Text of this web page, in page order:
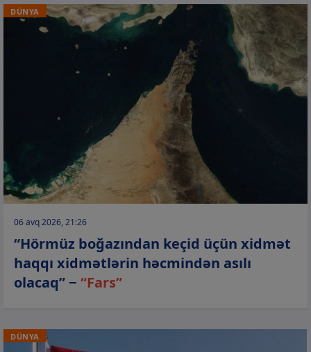
DÜNYA
06 avq 2026, 21:26
“Hörmüz boğazından keçid üçün xidmət
haqqı xidmətlərin həcmindən asılı
olacaq” − “Fars”
DÜNYA